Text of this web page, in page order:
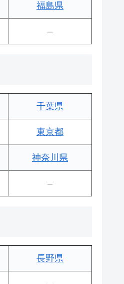
福島県
–
千葉県
東京都
神奈川県
–
長野県